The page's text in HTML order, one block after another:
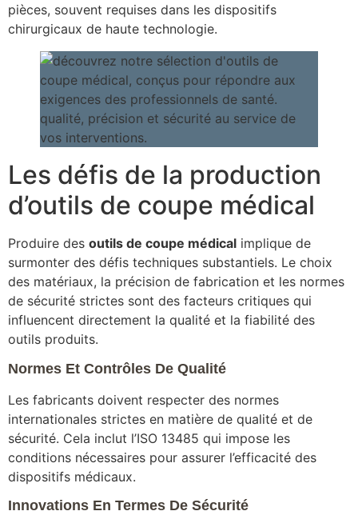
pièces, souvent requises dans les dispositifs
chirurgicaux de haute technologie.
Les défis de la production
d’outils de coupe médical
Produire des outils de coupe médical implique de
surmonter des défis techniques substantiels. Le choix
des matériaux, la précision de fabrication et les normes
de sécurité strictes sont des facteurs critiques qui
influencent directement la qualité et la fiabilité des
outils produits.
Normes Et Contrôles De Qualité
Les fabricants doivent respecter des normes
internationales strictes en matière de qualité et de
sécurité. Cela inclut l’ISO 13485 qui impose les
conditions nécessaires pour assurer l’efficacité des
dispositifs médicaux.
Innovations En Termes De Sécurité